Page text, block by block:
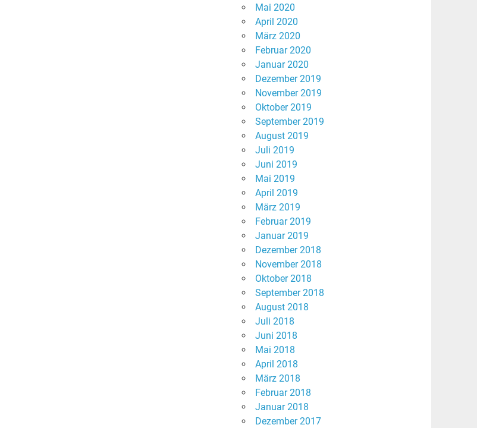
Mai 2020
April 2020
März 2020
Februar 2020
Januar 2020
Dezember 2019
November 2019
Oktober 2019
September 2019
August 2019
Juli 2019
Juni 2019
Mai 2019
April 2019
März 2019
Februar 2019
Januar 2019
Dezember 2018
November 2018
Oktober 2018
September 2018
August 2018
Juli 2018
Juni 2018
Mai 2018
April 2018
März 2018
Februar 2018
Januar 2018
Dezember 2017